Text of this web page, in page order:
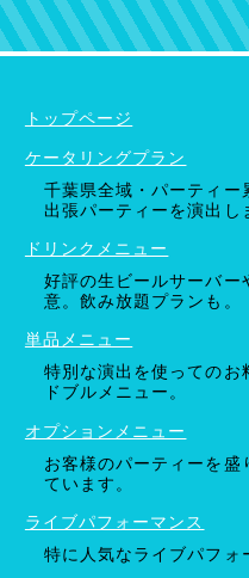
ケータ
ドリ
単品
トップページ
ケータリングプラン
千葉県全域・パーティー
出張パーティーを演出し
ドリンクメニュー
好評の生ビールサーバー
意。飲み放題プランも。
単品メニュー
特別な演出を使ってのお
ドブルメニュー。
オプションメニュー
お客様のパーティーを盛
ています。
ライブパフォーマンス
特に人気なライブパフォ